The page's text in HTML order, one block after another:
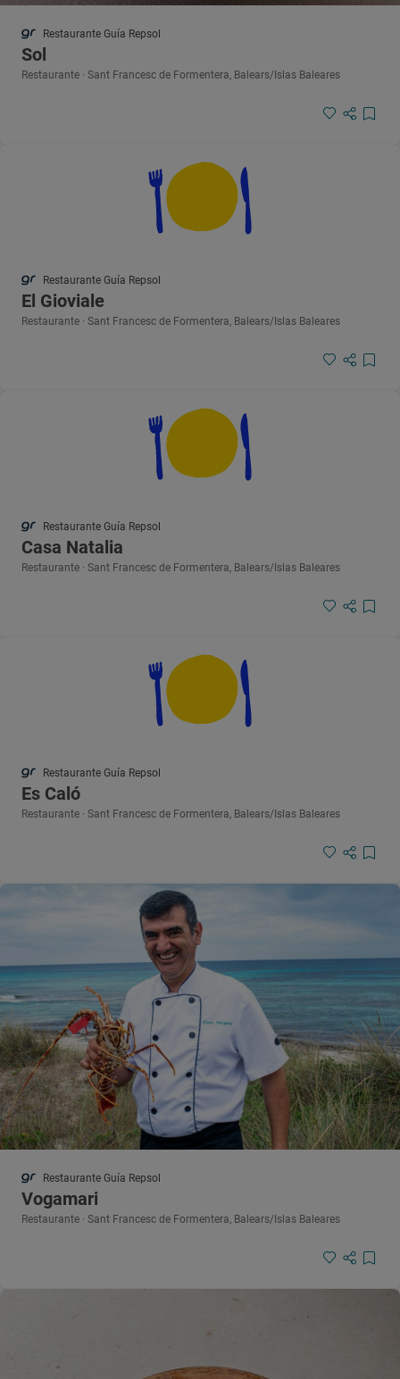
Restaurante Guía Repsol
Sol
Restaurante · Sant Francesc de Formentera, Balears/Islas Baleares
Restaurante Guía Repsol
El Gioviale
Restaurante · Sant Francesc de Formentera, Balears/Islas Baleares
Restaurante Guía Repsol
Casa Natalia
Restaurante · Sant Francesc de Formentera, Balears/Islas Baleares
Restaurante Guía Repsol
Es Caló
Restaurante · Sant Francesc de Formentera, Balears/Islas Baleares
Restaurante Guía Repsol
Vogamari
Restaurante · Sant Francesc de Formentera, Balears/Islas Baleares